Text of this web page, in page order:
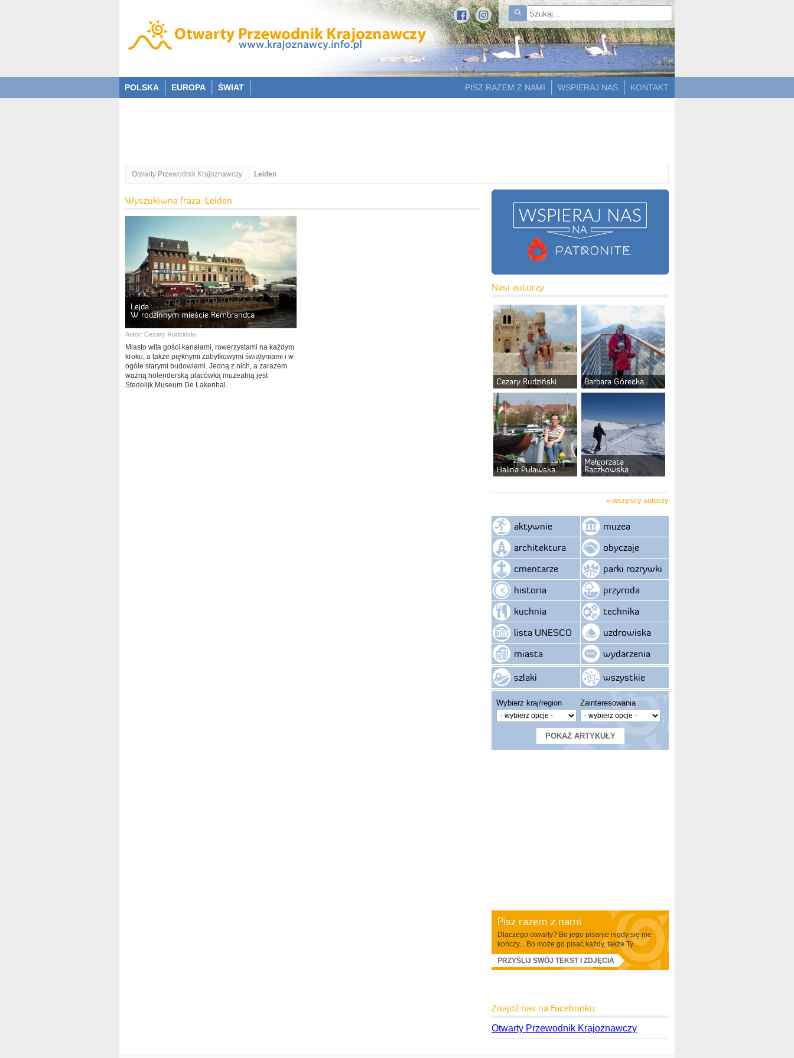
POLSKA EUROPA ŚWIAT KONTAKT
WSPIERAJ NAS
PISZ RAZEM Z NAMI
Otwarty Przewodnik Krajoznawczy Leiden
Wyszukiwna fraza: Leiden
Lejda
W rodzinnym mieście Rembrandta
Autor: Cezary Rudziński
Miasto wita gości kanałami, rowerzystami na każdym
kroku, a także pięknymi zabytkowymi świątyniami i w
ogóle starymi budowlami. Jedną z nich, a zarazem
ważną holenderską placówką muzealną jest
Stedelijk Museum De Lakenhal.
Nasi autorzy
Cezary Rudziński Barbara Górecka
Halina Puławska
Małgorzata
Raczkowska
» wszyscy autorzy
aktywnie
architektura
cmentarze
historia
kuchnia
lista UNESCO
miasta
szlaki
muzea
obyczaje
parki rozrywki
przyroda
technika
uzdrowiska
wydarzenia
wszystkie
Wybierz kraj/region Zainteresowania
Pisz razem z nami
Dlaczego otwarty? Bo jego pisanie nigdy się nie
kończy... Bo może go pisać każdy, także Ty...
PRZYŚLIJ SWÓJ TEKST I ZDJĘCIA
Znajdź nas na Facebooku
Otwarty Przewodnik Krajoznawczy